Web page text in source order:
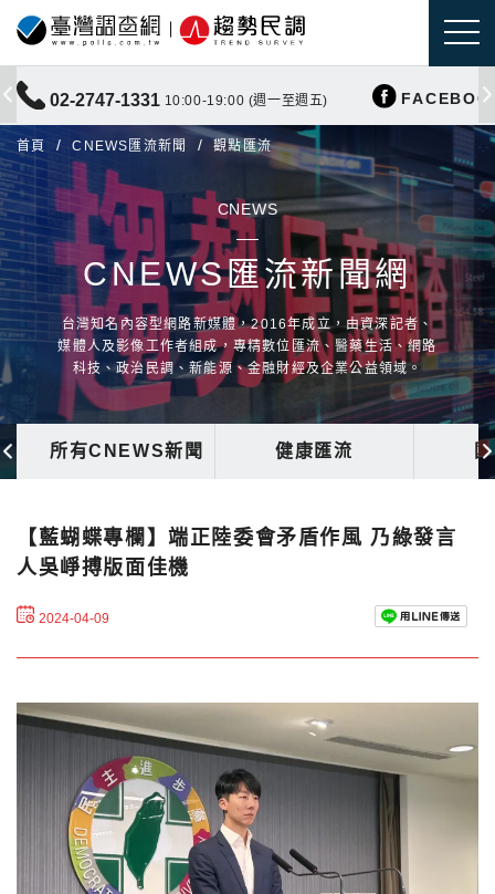
02-2747-1331 10:00-19:00 (週一至週五)
首頁 CNEWS匯流新聞 觀點匯流
CNEWS
CNEWS匯流新聞網
台灣知名內容型網路新媒體，2016年成立，由資深記者、
媒體人及影像工作者組成，專精數位匯流、醫藥生活、網路
科技、政治民調、新能源、金融財經及企業公益領域。
所有CNEWS新聞 健康匯流
【藍蝴蝶專欄】端正陸委會矛盾作風 乃綠發言
人吳崢搏版面佳機
2024-04-09